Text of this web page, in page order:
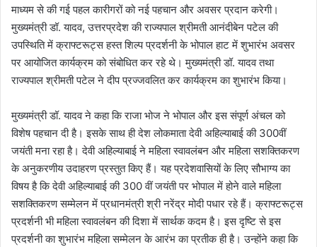
माध्यम से की गई पहल कारीगरों को नई पहचान और अवसर प्रदान करेगी।
मुख्यमंत्री डॉ. यादव, उत्तरप्रदेश की राज्यपाल श्रीमती आनंदीबेन पटेल की
उपस्थिति में क्राफ्टरूट्स हस्त शिल्प प्रदर्शनी के भोपाल हाट में शुभारंभ अवसर
पर आयोजित कार्यक्रम को संबोधित कर रहे थे। मुख्यमंत्री डॉ. यादव तथा
राज्यपाल श्रीमती पटेल ने दीप प्रज्जवलित कर कार्यक्रम का शुभारंभ किया।
मुख्यमंत्री डॉ. यादव ने कहा कि राजा भोज ने भोपाल और इस संपूर्ण अंचल को
विशेष पहचान दी है। इसके साथ ही देश लोकमाता देवी अहिल्याबाई की 300वीं
जयंती मना रहा है। देवी अहिल्याबाई ने महिला स्वावलंबन और महिला सशक्तिकरण
के अनुकरणीय उदाहरण प्रस्तुत किए हैं। यह प्रदेशवासियों के लिए सौभाग्य का
विषय है कि देवी अहिल्याबाई की 300 वीं जयंती पर भोपाल में होने वाले महिला
सशक्तिकरण सम्मेलन में प्रधानमंत्री श्री नरेंद्र मोदी पधार रहे हैं। क्राफ्टरूट्स
प्रदर्शनी भी महिला स्वावलंबन की दिशा में सार्थक कदम है। इस दृष्टि से इस
प्रदर्शनी का शुभारंभ महिला सम्मेलन के आरंभ का प्रतीक ही है। उन्होंने कहा कि